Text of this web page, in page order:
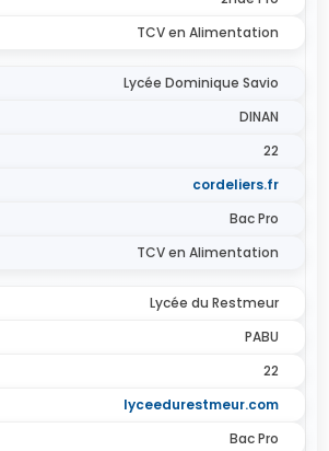
TCV en Alimentation
Lycée Dominique Savio
DINAN
22
cordeliers.fr
Bac Pro
TCV en Alimentation
Lycée du Restmeur
PABU
22
lyceedurestmeur.com
Bac Pro